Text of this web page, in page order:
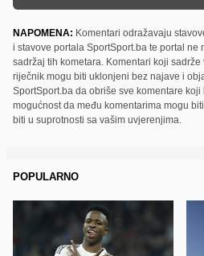
NAPOMENA: Komentari odražavaju
i stavove portala SportSport.ba te portal ne
sadržaj tih kometara. Komentari koji
riječnik mogu biti uklonjeni bez najave i
SportSport.ba da obriše sve komentare
mogućnost da među komentarima mogu
biti u suprotnosti sa vašim uvjerenjima.
POPULARNO